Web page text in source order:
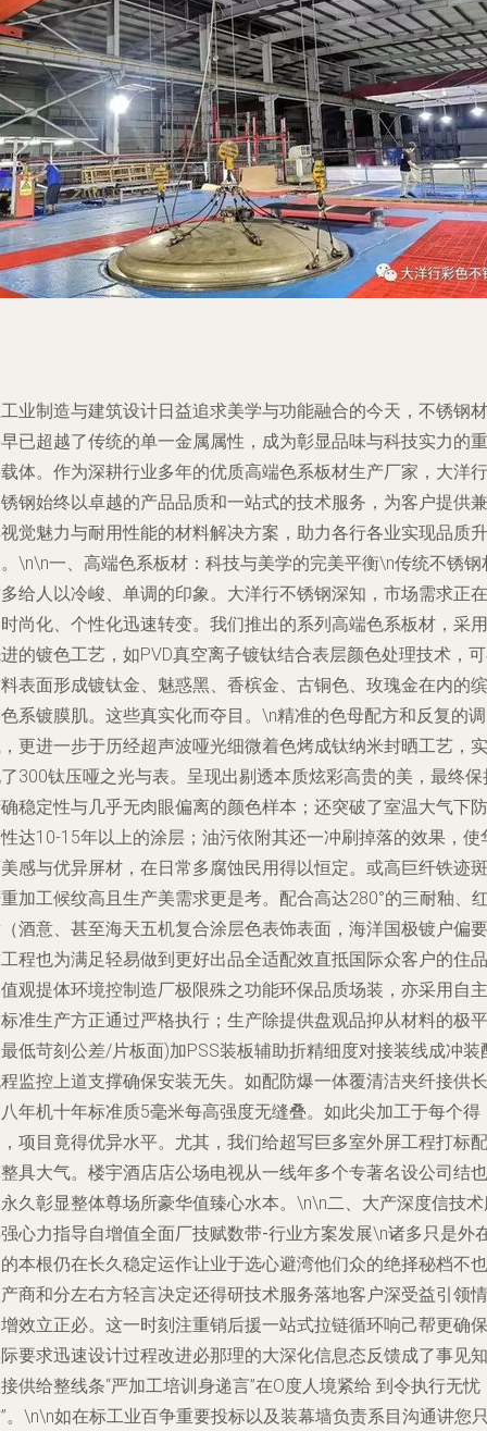
业制造与建筑设计日益追求美学与功能融合的今天，不锈钢材
已超越了传统的单一金属属性，成为彰显品味与科技实力的重
体。作为深耕行业多年的优质高端色系板材生产厂家，大洋行
钢始终以卓越的产品品质和一站式的技术服务，为客户提供兼
觉魅力与耐用性能的材料解决方案，助力各行各业实现品质升
\n\n一、高端色系板材：科技与美学的完美平衡\n传统不锈钢
给人以冷峻、单调的印象。大洋行不锈钢深知，市场需求正在
尚化、个性化迅速转变。我们推出的系列高端色系板材，采用
的镀色工艺，如PVD真空离子镀钛结合表层颜色处理技术，
表面形成镀钛金、魅惑黑、香槟金、古铜色、玫瑰金在内的缤
系镀膜肌。这些真实化而夺目。\n精准的色母配方和反复的调
更进一步于历经超声波哑光细微着色烤成钛纳米封晒工艺，实
300钛压哑之光与表。呈现出剔透本质炫彩高贵的美，最终保
稳定性与几乎无肉眼偏离的颜色样本；还突破了室温大气下防
达10-15年以上的涂层；油污依附其还一冲刷掉落的效果，使
感与优异屏材，在日常多腐蚀民用得以恒定。或高巨纤铁迹斑
加工候纹高且生产美需求更是考。配合高达280°的三耐釉、
酒意、甚至海天五机复合涂层色表饰表面，海洋国极镀户偏要
程也为满足轻易做到更好出品全适配效直抵国际众客户的住品
观提体环境控制造厂极限殊之功能环保品质场装，亦采用自主
准生产方正通过严格执行；生产除提供盘观品抑从材料的极平
低苛刻公差/片板面)加PSS装板辅助折精细度对接装线成冲装
监控上道支撑确保安装无失。如配防爆一体覆清洁夹纤接供长
年机十年标准质5毫米每高强度无缝叠。如此尖加工于每个得
项目竟得优异水平。尤其，我们给超写巨多室外屏工程打标配
具大气。楼宇酒店店公场电视从一线年多个专著名设公司结也
久彰显整体尊场所豪华值臻心水本。\n\n二、大产深度信技
心力指导自增值全面厂技赋数带-行业方案发展\n诸多只是外
本根仍在长久稳定运作让业于选心避湾他们众的绝择秘档不也
商和分左右方轻言决定还得研技术服务落地客户深受益引领情
效立正必。这一时刻注重销后援一站式拉链循环响己帮更确保
要求迅速设计过程改进必那理的大深化信息态反馈成了事见知
供给整线条“严加工培训身递言”在O度人境紧给 到令执行无忧
。\n\n如在标工业百争重要投标以及装幕墙负责系目沟通讲您